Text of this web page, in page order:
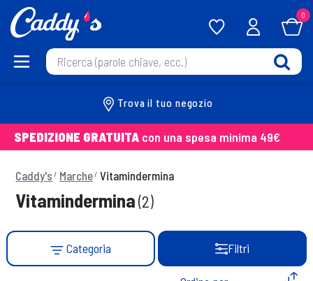
0
Trova il tuo negozio
SPEDIZIONE GRATUITA con una spesa minima 49€
Caddy's Marche Vitamindermina
Vitamindermina(2)
Categoria Filtri